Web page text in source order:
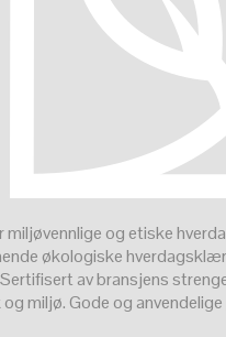
miljøvennlige og etiske
økologiske
av bransjens
miljø. Gode og